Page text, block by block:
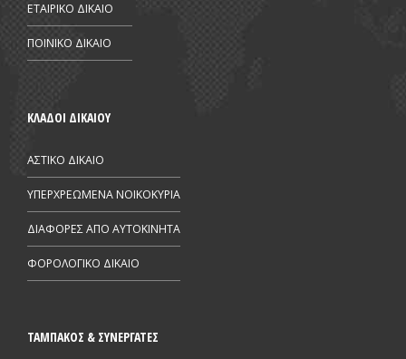
ΕΤΑΙΡΙΚΟ ΔΙΚΑΙΟ
ΠΟΙΝΙΚΟ ΔΙΚΑΙΟ
ΚΛΑΔΟΙ ΔΙΚΑΙΟΥ
ΑΣΤΙΚΟ ΔΙΚΑΙΟ
ΥΠΕΡΧΡΕΩΜΕΝΑ ΝΟΙΚΟΚΥΡΙΑ
ΔΙΑΦΟΡΕΣ ΑΠΟ AYTOKINHTA
ΦΟΡΟΛΟΓΙΚΟ ΔΙΚΑΙΟ
ΤΑΜΠΑΚΟΣ & ΣΥΝΕΡΓΑΤΕΣ